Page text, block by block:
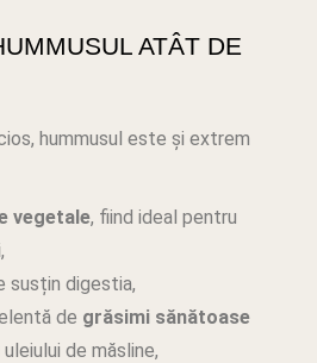
ATÂT DE
hummusul este și extrem
vegetale, fiind ideal pentru
susțin digestia,
de grăsimi sănătoase
de măsline,